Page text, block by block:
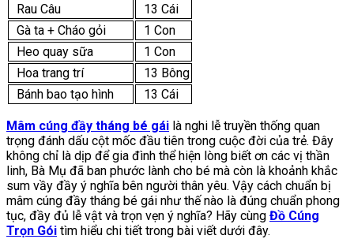
Rau Câu
13 Cái
Gà ta + Cháo gỏi
1 Con
Heo quay sữa
1 Con
Hoa trang trí
13 Bông
Bánh bao tạo hình
13 Cái
Mâm cúng đầy tháng bé gái là nghi lễ truyền thống quan
trọng đánh dấu cột mốc đầu tiên trong cuộc đời của trẻ. Đây
không chỉ là dịp để gia đình thể hiện lòng biết ơn các vị thần
linh, Bà Mụ đã ban phước lành cho bé mà còn là khoảnh khắc
sum vầy đầy ý nghĩa bên người thân yêu. Vậy cách chuẩn bị
mâm cúng đầy tháng bé gái như thế nào là đúng chuẩn phong
tục, đầy đủ lễ vật và trọn vẹn ý nghĩa? Hãy cùng Đồ Cúng
Trọn Gói tìm hiểu chi tiết trong bài viết dưới đây.